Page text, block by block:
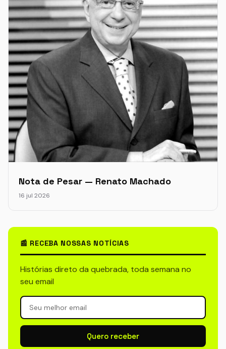
Nota de Pesar — Renato Machado
16 jul 2026
📰 RECEBA NOSSAS NOTÍCIAS
Histórias direto da quebrada, toda semana no
seu email
Quero receber